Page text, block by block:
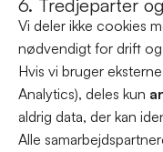
6. Tredjeparter
Vi deler ikke cookies
nødvendigt for drift og
Hvis vi bruger
Analytics), deles kun
aldrig data, der kan